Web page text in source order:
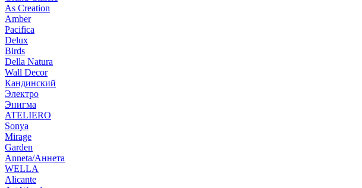
As Creation
Amber
Pacifica
Delux
Birds
Della Natura
Wall Decor
Кандинский
Электро
Энигма
ATELIERO
Sonya
Mirage
Garden
Anneta/Аннета
WELLA
Alicante